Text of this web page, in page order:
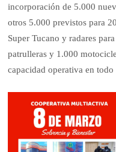
incorporación de 5.000
otros 5.000 previstos para
Super Tucano y radares
patrulleras y 1.000
capacidad operativa en todo